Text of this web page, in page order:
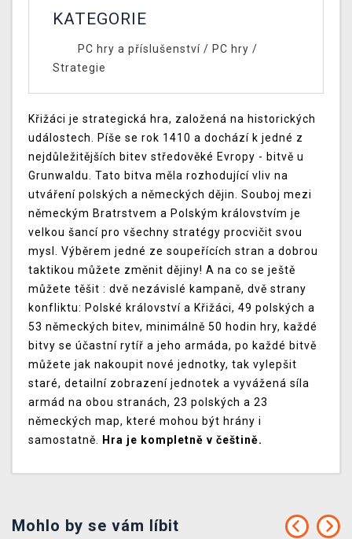
KATEGORIE
PC hry a příslušenství/ PC hry /
Strategie
Křižáci je strategická hra, založená na historických
událostech. Píše se rok 1410 a dochází k jedné z
nejdůležitějších bitev středověké Evropy - bitvě u
Grunwaldu. Tato bitva měla rozhodující vliv na
utváření polských a německých dějin. Souboj mezi
německým Bratrstvem a Polským královstvím je
velkou šancí pro všechny stratégy procvičit svou
mysl. Výběrem jedné ze soupeřících stran a dobrou
taktikou můžete změnit dějiny! A na co se ještě
můžete těšit : dvě nezávislé kampaně, dvě strany
konfliktu: Polské království a Křižáci, 49 polských a
53 německých bitev, minimálně 50 hodin hry, každé
bitvy se účastní rytíř a jeho armáda, po každé bitvě
můžete jak nakoupit nové jednotky, tak vylepšit
staré, detailní zobrazení jednotek a vyvážená síla
armád na obou stranách, 23 polských a 23
německých map, které mohou být hrány i
samostatně. Hra je kompletně v češtině.
Mohlo by se vám líbit